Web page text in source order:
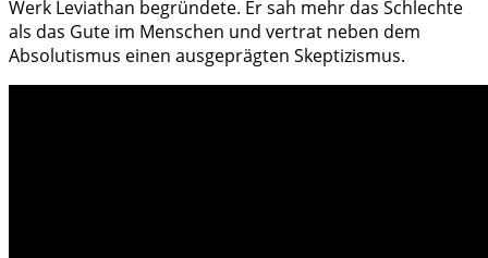
Werk Leviathan begründete. Er sah mehr das Schlechte
als das Gute im Menschen und vertrat neben dem
Absolutismus einen ausgeprägten Skeptizismus.